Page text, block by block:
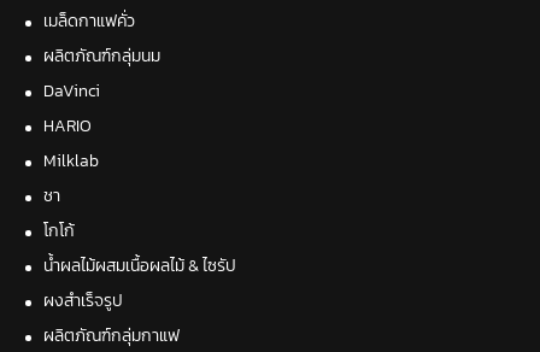
เมล็ดกาแฟคั่ว
ผลิตภัณฑ์กลุ่มนม
DaVinci
HARIO
Milklab
ชา
โกโก้
น้ำผลไม้ผสมเนื้อผลไม้ & ไซรัป
ผงสำเร็จรูป
ผลิตภัณฑ์กลุ่มกาแฟ